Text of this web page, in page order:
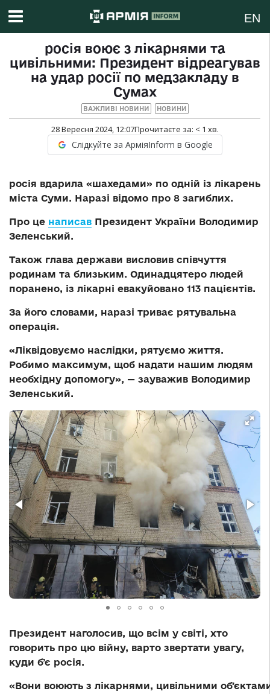
EN
росія воює з лікарнями та
цивільними: Президент відреагував
на удар росії по медзакладу в
Сумах
ВАЖЛИВІ НОВИНИ НОВИНИ
28 Вересня 2024, 12:07Прочитаєте за: < 1 хв.
Слідкуйте за АрміяInform в Google
росія вдарила «шахедами» по одній із лікарень
міста Суми. Наразі відомо про 8 загиблих.
Про це написав Президент України Володимир
Зеленський.
Також глава держави висловив співчуття
родинам та близьким. Одинадцятеро людей
поранено, із лікарні евакуйовано 113 пацієнтів.
За його словами, наразі триває рятувальна
операція.
«Ліквідовуємо наслідки, рятуємо життя.
Робимо максимум, щоб надати нашим людям
необхідну допомогу», — зауважив Володимир
Зеленський.
Президент наголосив, що всім у світі, хто
говорить про цю війну, варто звертати увагу,
куди бʼє росія.
«Вони воюють з лікарнями, цивільними